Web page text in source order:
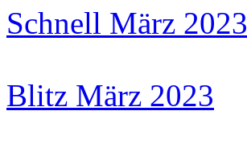
Schnell März 2023
Blitz März 2023